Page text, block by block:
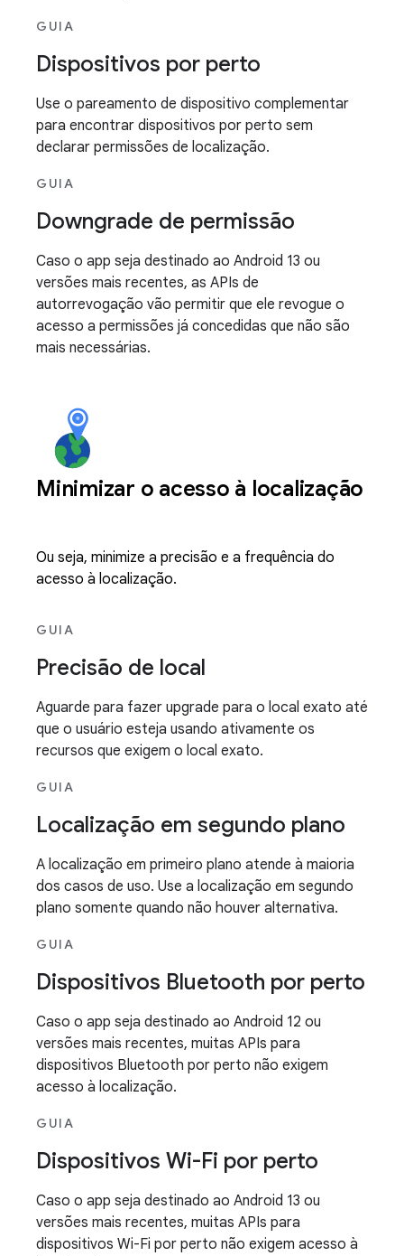
GUIA
Dispositivos por perto
Use o pareamento de dispositivo complementar
para encontrar dispositivos por perto sem
declarar permissões de localização.
GUIA
Downgrade de permissão
Caso o app seja destinado ao Android 13 ou
versões mais recentes, as APIs de
autorrevogação vão permitir que ele revogue o
acesso a permissões já concedidas que não são
mais necessárias.
Minimizar o acesso à localização
Ou seja, minimize a precisão e a frequência do
acesso à localização.
GUIA
Precisão de local
Aguarde para fazer upgrade para o local exato até
que o usuário esteja usando ativamente os
recursos que exigem o local exato.
GUIA
Localização em segundo plano
A localização em primeiro plano atende à maioria
dos casos de uso. Use a localização em segundo
plano somente quando não houver alternativa.
GUIA
Dispositivos Bluetooth por perto
Caso o app seja destinado ao Android 12 ou
versões mais recentes, muitas APIs para
dispositivos Bluetooth por perto não exigem
acesso à localização.
GUIA
Dispositivos Wi-Fi por perto
Caso o app seja destinado ao Android 13 ou
versões mais recentes, muitas APIs para
dispositivos Wi-Fi por perto não exigem acesso à